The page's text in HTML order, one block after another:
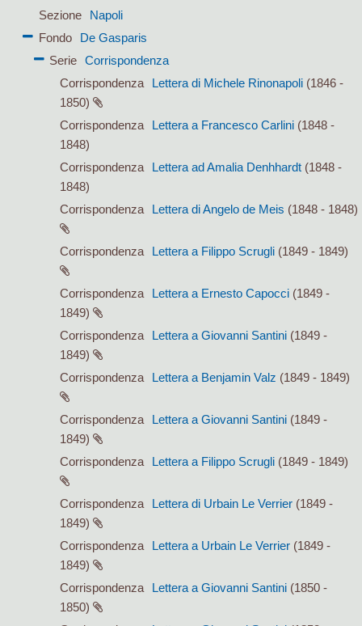
Sezione
Napoli
Fondo
De Gasparis
Serie Corrispondenza
Corrispondenza
Lettera di Michele Rinonapoli (1846 -
1850)
Corrispondenza
Lettera a Francesco Carlini (1848 -
1848)
Corrispondenza
Lettera ad Amalia Denhhardt (1848 -
1848)
Corrispondenza
Lettera di Angelo de Meis (1848 - 1848)
Corrispondenza Lettera a Filippo Scrugli (1849 - 1849)
Corrispondenza Lettera a Ernesto Capocci (1849 -
1849)
Corrispondenza
Lettera a Giovanni Santini (1849 -
1849)
Corrispondenza
Lettera a Benjamin Valz (1849 - 1849)
Corrispondenza Lettera a Giovanni Santini (1849 -
1849)
Corrispondenza
Lettera a Filippo Scrugli (1849 - 1849)
Corrispondenza Lettera di Urbain Le Verrier (1849 -
1849)
Corrispondenza
Lettera a Urbain Le Verrier (1849 -
1849)
Corrispondenza
Lettera a Giovanni Santini (1850 -
1850)